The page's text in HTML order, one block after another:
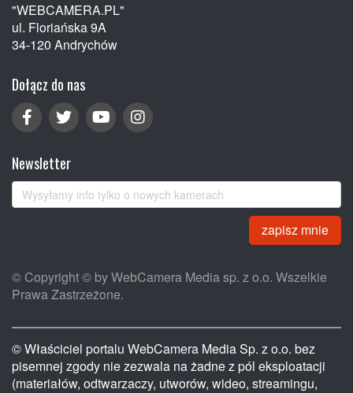
"WEBCAMERA.PL"
ul. Floriańska 9A
34-120 Andrychów
Dołącz do nas
Newsletter
zapisz mnie
© Copyright © by WebCamera Media sp. z o.o. Wszelkie
Prawa Zastrzeżone.
© Właściciel portalu WebCamera Media Sp. z o.o. bez
pisemnej zgody nie zezwala na żadne z pól eksploatacji
(materiałów, odtwarzaczy, utworów, wideo, streamingu,